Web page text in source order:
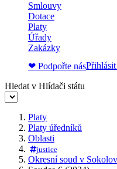
Smlouvy
Dotace
Platy
Úřady
Zakázky
❤ Podpořte násPřihlásit
Hledat v Hlídači státu
Platy
Platy úředníků
Oblasti
justice
Okresní soud v